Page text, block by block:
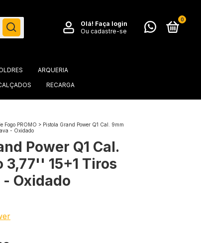
Olá! Faça login
Ou cadastre-se
0
ARQUERIA
RECARGA
Fogo PROMO > Pistola Grand Power Q1 Cal. 9mm
- Oxidado
Power Q1 Cal.
3,77'' 15+1 Tiros
Oxidado